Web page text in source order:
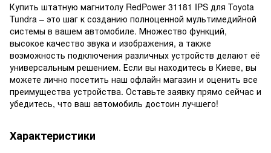
Купить штатную магнитолу RedPower 31181 IPS для Toyota
Tundra – это шаг к созданию полноценной мультимедийной
системы в вашем автомобиле. Множество функций,
высокое качество звука и изображения, а также
возможность подключения различных устройств делают её
универсальным решением. Если вы находитесь в Киеве, вы
можете лично посетить наш офлайн магазин и оценить все
преимущества устройства. Оставьте заявку прямо сейчас и
убедитесь, что ваш автомобиль достоин лучшего!
Характеристики